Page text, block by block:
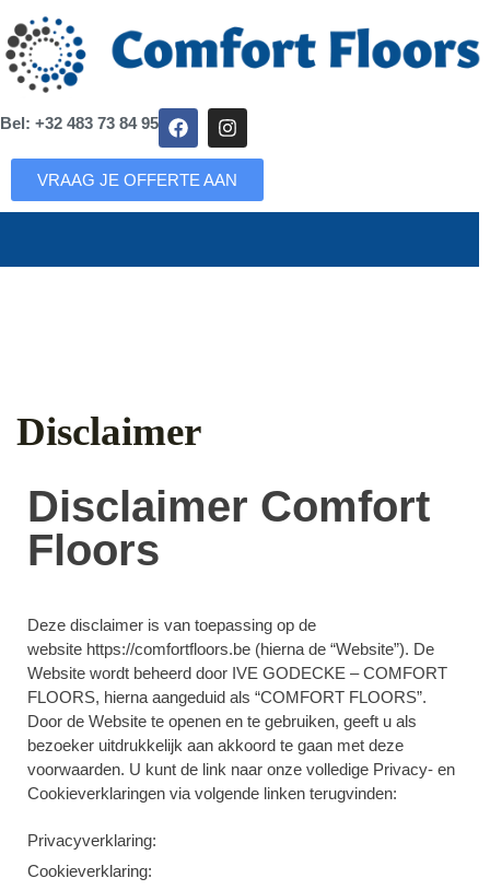
Bel: +32 483 73 84 95
VRAAG JE OFFERTE AAN
Disclaimer
Disclaimer Comfort
Floors
Deze disclaimer is van toepassing op de
website https://comfortfloors.be (hierna de “Website”). De
Website wordt beheerd door IVE GODECKE – COMFORT
FLOORS, hierna aangeduid als “COMFORT FLOORS”.
Door de Website te openen en te gebruiken, geeft u als
bezoeker uitdrukkelijk aan akkoord te gaan met deze
voorwaarden. U kunt de link naar onze volledige Privacy- en
Cookieverklaringen via volgende linken terugvinden:
Privacyverklaring:
Cookieverklaring: